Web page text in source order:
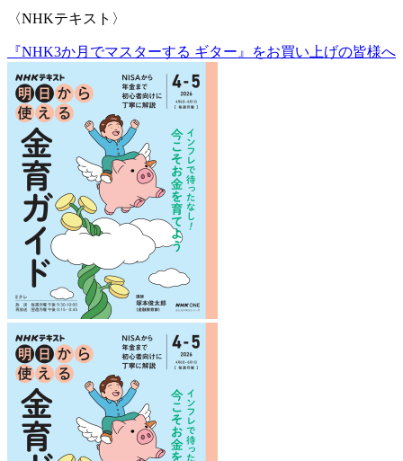
〈NHKテキスト〉
『NHK3か月でマスターする ギター』をお買い上げの皆様へ